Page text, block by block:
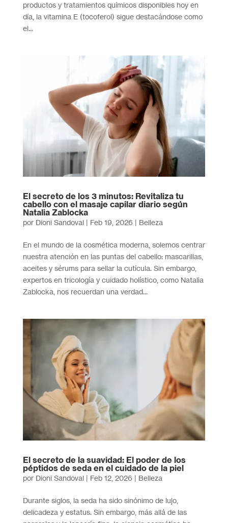
productos y tratamientos químicos disponibles hoy en
día, la vitamina E (tocoferol) sigue destacándose como
el...
El secreto de los 3 minutos: Revitaliza tu
cabello con el masaje capilar diario según
Natalia Zablocka
por Dioni Sandoval| Feb 19, 2026 | Belleza
En el mundo de la cosmética moderna, solemos centrar
nuestra atención en las puntas del cabello: mascarillas,
aceites y sérums para sellar la cutícula. Sin embargo,
expertos en tricología y cuidado holístico, como Natalia
Zablocka, nos recuerdan una verdad...
El secreto de la suavidad: El poder de los
péptidos de seda en el cuidado de la piel
por Dioni Sandoval| Feb 12, 2026 | Belleza
Durante siglos, la seda ha sido sinónimo de lujo,
delicadeza y estatus. Sin embargo, más allá de las